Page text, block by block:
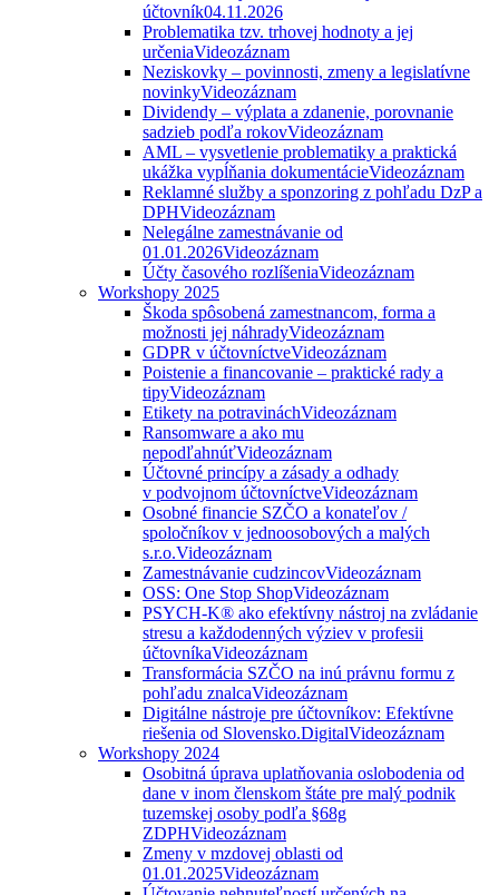
účtovník04.11.2026
Problematika tzv. trhovej hodnoty a jej
určeniaVideozáznam
Neziskovky – povinnosti, zmeny a legislatívne
novinkyVideozáznam
Dividendy – výplata a zdanenie, porovnanie
sadzieb podľa rokovVideozáznam
AML – vysvetlenie problematiky a praktická
ukážka vypĺňania dokumentácieVideozáznam
Reklamné služby a sponzoring z pohľadu DzP a
DPHVideozáznam
Nelegálne zamestnávanie od
01.01.2026Videozáznam
Účty časového rozlíšeniaVideozáznam
Workshopy 2025
Škoda spôsobená zamestnancom, forma a
možnosti jej náhradyVideozáznam
GDPR v účtovníctveVideozáznam
Poistenie a financovanie – praktické rady a
tipyVideozáznam
Etikety na potravináchVideozáznam
Ransomware a ako mu
nepodľahnúťVideozáznam
Účtovné princípy a zásady a odhady
v podvojnom účtovníctveVideozáznam
Osobné financie SZČO a konateľov /
spoločníkov v jednoosobových a malých
s.r.o.Videozáznam
Zamestnávanie cudzincovVideozáznam
OSS: One Stop ShopVideozáznam
PSYCH-K® ako efektívny nástroj na zvládanie
stresu a každodenných výziev v profesii
účtovníkaVideozáznam
Transformácia SZČO na inú právnu formu z
pohľadu znalcaVideozáznam
Digitálne nástroje pre účtovníkov: Efektívne
riešenia od Slovensko.DigitalVideozáznam
Workshopy 2024
Osobitná úprava uplatňovania oslobodenia od
dane v inom členskom štáte pre malý podnik
tuzemskej osoby podľa §68g
ZDPHVideozáznam
Zmeny v mzdovej oblasti od
01.01.2025Videozáznam